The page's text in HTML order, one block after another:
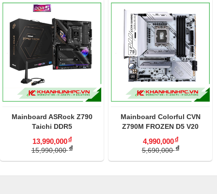
Mainboard ASRock Z790
Taichi DDR5
13,990,000đ
15,990,000đ
Mainboard Colorful CVN
Z790M FROZEN D5 V20
4,990,000đ
5,690,000đ